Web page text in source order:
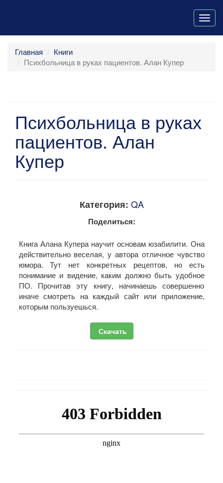
Главная
Книги
Психбольница в руках пациентов. Алан Купер
Психбольница в руках
пациентов. Алан
Купер
Категория: QA
Поделиться:
Книга Алана Купера научит основам юзабилити. Она
действительно веселая, у автора отличное чувство
юмора. Тут нет конкретных рецептов, но есть
понимание и видение, каким должно быть удобное
ПО. Прочитав эту книгу, начинаешь совершенно
иначе смотреть на каждый сайт или приложение,
которым пользуешься.
Скачать